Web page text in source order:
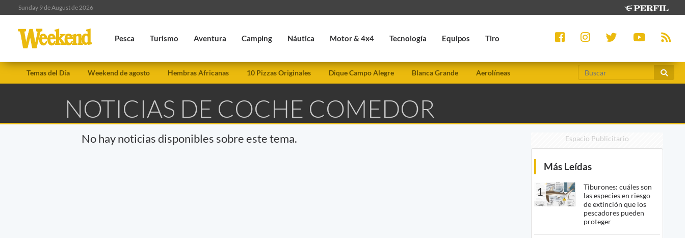
Sunday 9 de August de 2026
Pesca Turismo Aventura Camping Náutica Motor & 4x4 Tecnología Equipos Tiro
Temas del Día Weekend de agosto Hembras Africanas 10 Pizzas Originales Dique Campo Alegre Blanca Grande Aerolíneas
NOTICIAS DE COCHE COMEDOR
No hay noticias disponibles sobre este tema. Espacio Publicitario
Más Leídas
1
Tiburones: cuáles son
las especies en riesgo
de extinción que los
pescadores pueden
proteger